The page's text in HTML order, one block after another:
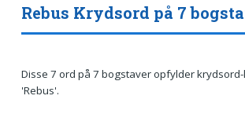
Rebus Krydsord på 7
Disse 7 ord på 7 bogstaver opfylder
'Rebus'.